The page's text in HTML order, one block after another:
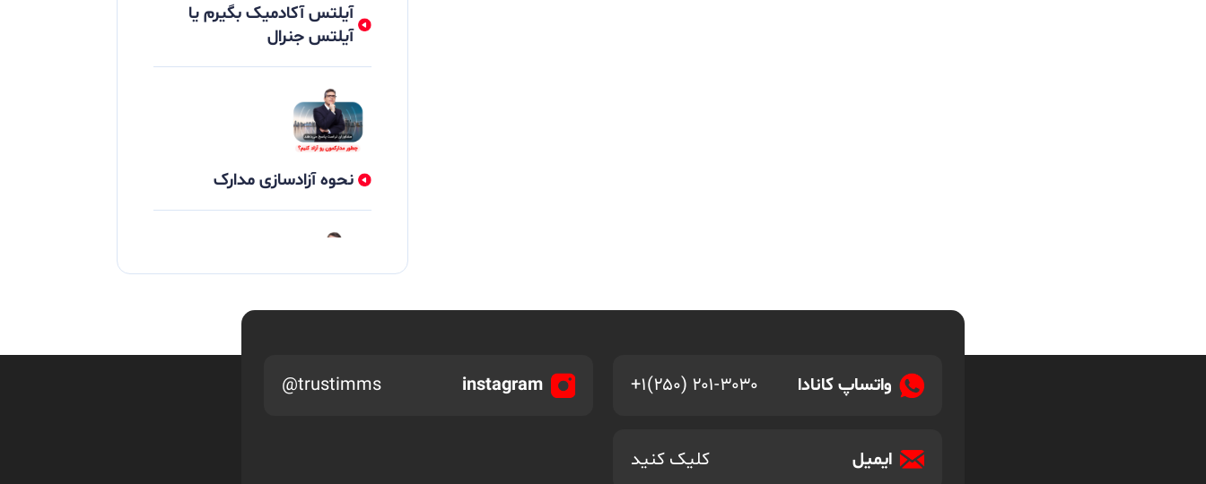
آیلتس آکادمیک بگیرم یا
آیلتس جنرال
نحوه آزادسازی مدارک
ارشد مجدد بهتر است یا
واتساپ کانادا +۱(۲۵۰) ۲۰۱-۳۰۳۰ instagram
@trustimms
ایمیل کلیک کنید